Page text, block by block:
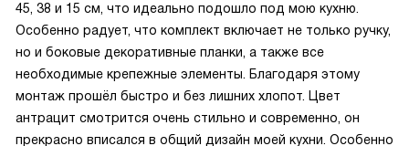
45, 38 и 15 см, что идеально подошло под мою кухню.
Особенно радует, что комплект включает не только ручку,
но и боковые декоративные планки, а также все
необходимые крепежные элементы. Благодаря этому
монтаж прошёл быстро и без лишних хлопот. Цвет
антрацит смотрится очень стильно и современно, он
прекрасно вписался в общий дизайн моей кухни. Особенно